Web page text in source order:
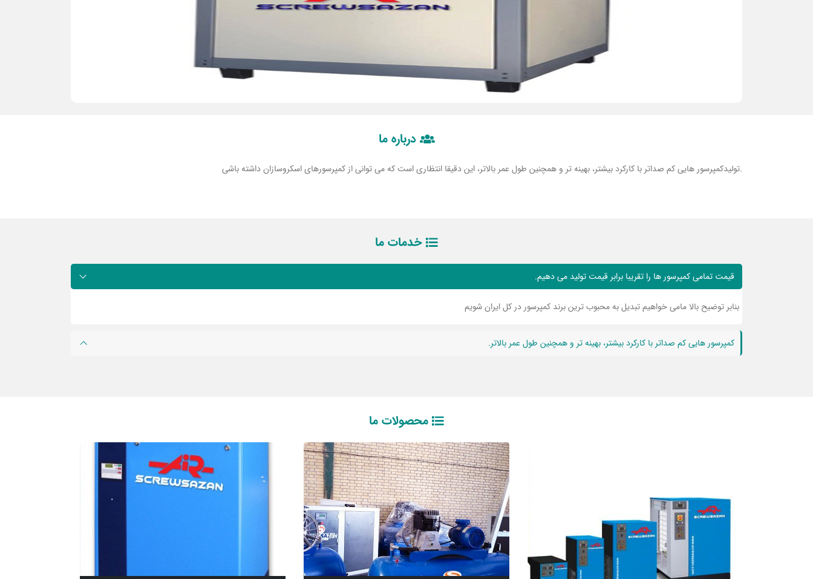
درباره ما
.تولیدکمپرسور هایی کم صداتر با کارکرد بیشتر، بهینه تر و همچنین طول عمر بالاتر، این دقیقا انتظاری است که می توانی از کمپرسورهای اسکروسازان داشته باشی
خدمات ما
قیمت تمامی کمپرسور ها را تقریبا برابر قیمت تولید می دهیم.
بنابر توضیح بالا مامی خواهیم تبدیل به محبوب ترین برند کمپرسور در کل ایران شویم
کمپرسور هایی کم صداتر با کارکرد بیشتر، بهینه تر و همچنین طول عمر بالاتر.
محصولات ما